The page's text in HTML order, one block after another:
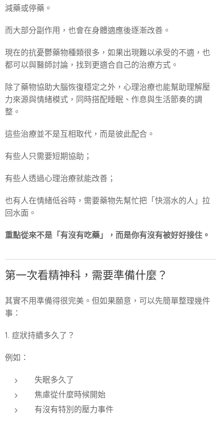
減藥或停藥。
而大部分副作用，也會在身體適應後逐漸改善。
現在的抗憂鬱藥物種類很多，如果出現難以承受的不適，也
都可以與醫師討論，找到更適合自己的治療方式。
除了藥物協助大腦恢復穩定之外，心理治療也能幫助理解壓
力來源與情緒模式，同時搭配睡眠、作息與生活節奏的調
整。
這些治療並不是互相取代，而是彼此配合。
有些人只需要短期協助；
有些人透過心理治療就能改善；
也有人在情緒低谷時，需要藥物先幫忙把「快溺水的人」拉
回水面。
重點從來不是「有沒有吃藥」，而是你有沒有被好好接住。
第一次看精神科，需要準備什麼？
其實不用準備得很完美。但如果願意，可以先簡單整理幾件
事：
1. 症狀持續多久了？
例如：
失眠多久了
焦慮從什麼時候開始
有沒有特別的壓力事件